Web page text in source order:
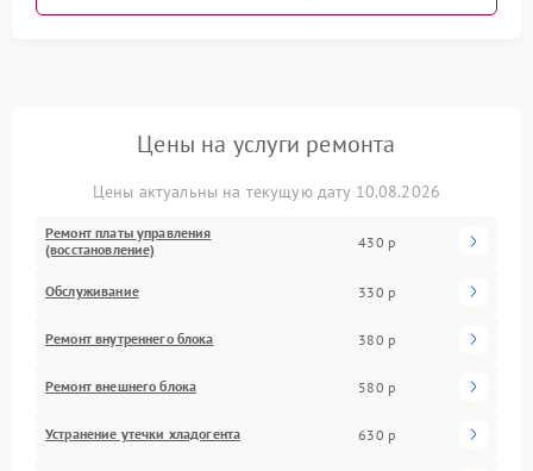
Цены на услуги ремонта
Цены актуальны на текущую дату 10.08.2026
Ремонт платы управления
(восстановление)
430 р
Обслуживание 330 р
Ремонт внутреннего блока 380 р
Ремонт внешнего блока 580 р
Устранение утечки хладогента 630 р